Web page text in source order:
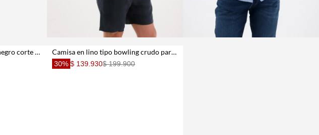
Camisa para hombre lino negro corte regular con botones claros Camisa en lino tipo bowling crudo para hombre
30% $ 139.930$ 199.900